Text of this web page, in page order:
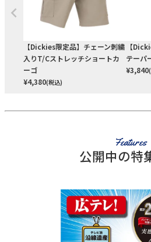
【Dickies限定品】チェーン刺繍
入りT/Cストレッチショートカ
ーゴ
¥4,380(税込)
【
テーパ
¥3,840
Features
公開中の特